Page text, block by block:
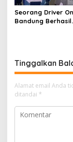
Seorang Driver
Bandung Berhasil
Tinggalkan
Alamat email Anda
ditandai *